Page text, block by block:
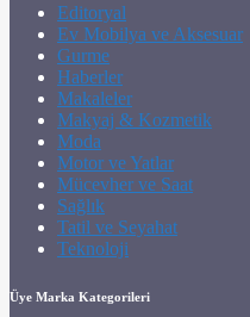
Editoryal
Ev Mobilya ve Aksesuar
Gurme
Haberler
Makaleler
Makyaj & Kozmetik
Moda
Motor ve Yatlar
Mücevher ve Saat
Sağlık
Tatil ve Seyahat
Teknoloji
Üye Marka Kategorileri